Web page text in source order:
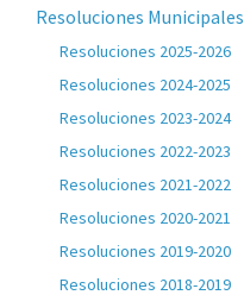
Resoluciones Municipales
Resoluciones 2025-2026
Resoluciones 2024-2025
Resoluciones 2023-2024
Resoluciones 2022-2023
Resoluciones 2021-2022
Resoluciones 2020-2021
Resoluciones 2019-2020
Resoluciones 2018-2019